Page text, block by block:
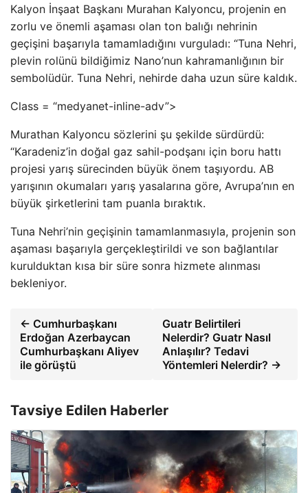
Kalyon İnşaat Başkanı Murahan Kalyoncu, projenin en
zorlu ve önemli aşaması olan ton balığı nehrinin
geçişini başarıyla tamamladığını vurguladı: “Tuna Nehri,
plevin rolünü bildiğimiz Nano’nun kahramanlığının bir
sembolüdür. Tuna Nehri, nehirde daha uzun süre kaldık.
Class = “medyanet-inline-adv”>
Murathan Kalyoncu sözlerini şu şekilde sürdürdü:
“Karadeniz’in doğal gaz sahil-podşanı için boru hattı
projesi yarış sürecinden büyük önem taşıyordu. AB
yarışının okumaları yarış yasalarına göre, Avrupa’nın en
büyük şirketlerini tam puanla bıraktık.
Tuna Nehri’nin geçişinin tamamlanmasıyla, projenin son
aşaması başarıyla gerçekleştirildi ve son bağlantılar
kurulduktan kısa bir süre sonra hizmete alınması
bekleniyor.
← Cumhurbaşkanı
Erdoğan Azerbaycan
Cumhurbaşkanı Aliyev
ile görüştü
Guatr Belirtileri
Nelerdir? Guatr Nasıl
Anlaşılır? Tedavi
Yöntemleri Nelerdir? →
Tavsiye Edilen Haberler